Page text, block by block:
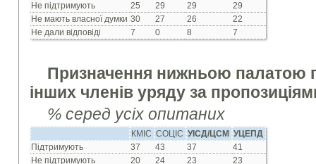
Не підтримують
25 29 29
29
Не мають власної думки 30 27 26
22
Не дали відповіді
7 0 8 7
Призначення нижньою палатою
інших членів уряду за
% серед усіх опитаних
КМІС СОЦІС УІСД/ЦСМ
УЦЕПД
Підтримують
37 43 37
41
Не підтримують
20 24 23
23